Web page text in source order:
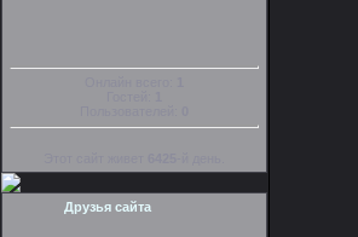
Друзья сайта